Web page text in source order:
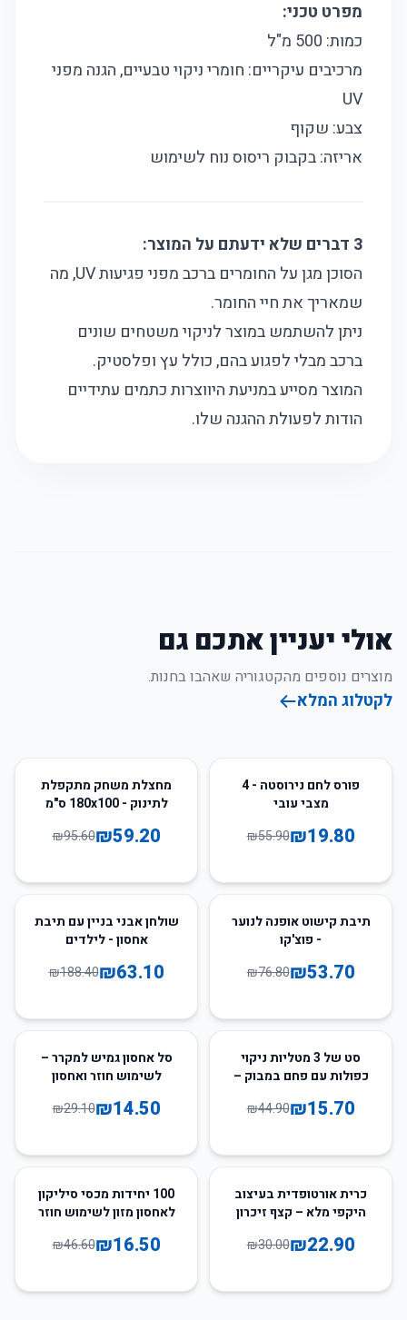
מפרט טכני:
כמות: 500 מ"ל
מרכיבים עיקריים: חומרי ניקוי טבעיים, הגנה מפני
UV
צבע: שקוף
אריזה: בקבוק ריסוס נוח לשימוש
3 דברים שלא ידעתם על המוצר:
הסוכן מגן על החומרים ברכב מפני פגיעות UV, מה
שמאריך את חיי החומר.
ניתן להשתמש במוצר לניקוי משטחים שונים
ברכב מבלי לפגוע בהם, כולל עץ ופלסטיק.
המוצר מסייע במניעת היווצרות כתמים עתידיים
הודות לפעולת ההגנה שלו.
אולי יעניין אתכם גם
מוצרים נוספים מהקטגוריה שאהבו בחנות.
לקטלוג המלא
65
פורס לחם נירוסטה - 4
מצבי עובי
₪19.80
₪55.90
38
מחצלת משחק מתקפלת
לתינוק - 180x100 ס"מ
₪59.20
₪95.60
30%תיבת קישוט אופנה לנוער
- פוצ'קו
₪53.70
₪76.80
67%שולחן אבני בניין עם תיבת
אחסון - לילדים
₪63.10
₪188.40
65
סט של 3 מטליות ניקוי
כפולות עם פחם במבוק –
₪15.70
₪44.90
50
סל אחסון גמיש למקרר –
לשימוש חוזר ואחסון
₪14.50
₪29.10
24
כרית אורטופדית בעיצוב
היקפי מלא – קצף זיכרון
₪22.90
₪30.00
65
100 יחידות מכסי סיליקון
לאחסון מזון לשימוש חוזר
₪16.50
₪46.60